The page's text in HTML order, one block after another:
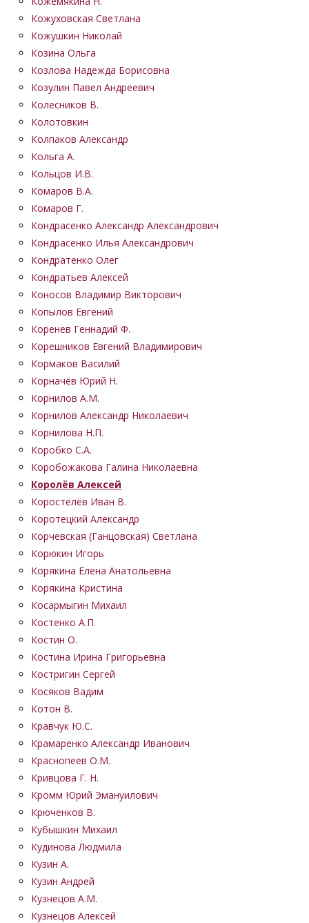
Кожуховская Светлана
Кожушкин Николай
Козина Ольга
Козлова Надежда Борисовна
Козулин Павел Андреевич
Колесников В.
Колотовкин
Колпаков Александр
Кольга А.
Кольцов И.В.
Комаров В.А.
Комаров Г.
Кондрасенко Александр Александрович
Кондрасенко Илья Александрович
Кондратенко Олег
Кондратьев Алексей
Коносов Владимир Викторович
Копылов Евгений
Коренев Геннадий Ф.
Корешников Евгений Владимирович
Кормаков Василий
Корначёв Юрий Н.
Корнилов А.М.
Корнилов Александр Николаевич
Корнилова Н.П.
Коробко С.А.
Коробожакова Галина Николаевна
Королёв Алексей
Коростелёв Иван В.
Коротецкий Александр
Корчевская (Ганцовская) Светлана
Корюкин Игорь
Корякина Елена Анатольевна
Корякина Кристина
Косармыгин Михаил
Костенко А.П.
Костин О.
Костина Ирина Григорьевна
Костригин Сергей
Косяков Вадим
Котон В.
Кравчук Ю.С.
Крамаренко Александр Иванович
Краснопеев О.М.
Кривцова Г. Н.
Кромм Юрий Эмануилович
Крюченков В.
Кубышкин Михаил
Кудинова Людмила
Кузин А.
Кузин Андрей
Кузнецов А.М.
Кузнецов Алексей